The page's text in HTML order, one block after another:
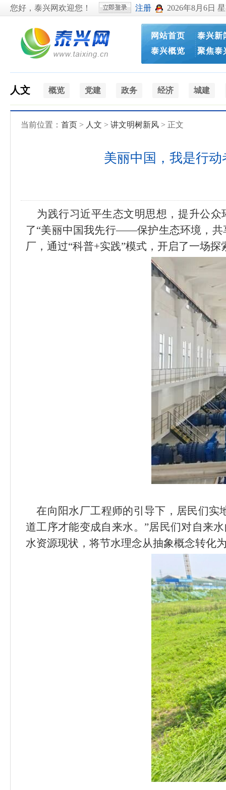
您好，泰兴网欢迎您！ 注册 2026年8月6日
网站首页
泰兴概览
泰兴新
聚焦泰
人文 概览 党建 政务 经济 城建
当前位置： 首页 > 人文 > 讲文明树新风 > 正文
美丽中国，我是行
为践行习近平生态文明思想，提升公众
了“美丽中国我先行——保护生态环境，
厂，通过“科普+实践”模式，开启了一场探
在向阳水厂工程师的引导下，居民们实
道工序才能变成自来水。 ”居民们对自来
水资源现状，将节水理念从抽象概念转化